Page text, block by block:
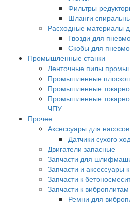
Фильтры-
Шланги
Расходные материалы
Гвозди для
Скобы для
Промышленные станки
Ленточные пилы
Промышленные
Промышленные
Промышленные
ЧПУ
Прочее
Аксессуары для насосов
Датчики сухого
Двигатели запасные
Запчасти для
Запчасти и аксессуары
Запчасти к
Запчасти к виброплитам
Ремни для